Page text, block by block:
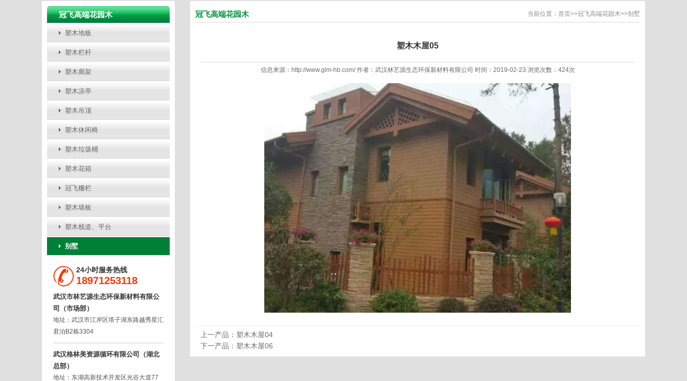
冠飞高端花园木
塑木地板
塑木栏杆
塑木廊架
塑木凉亭
塑木吊顶
塑木休闲椅
塑木垃圾桶
塑木花箱
冠飞栅栏
塑木墙板
塑木栈道、平台
别墅
24小时服务热线
18971253118
武汉市林艺源生态环保新材料有限公
司（市场部）
地址：武汉市江岸区塔子湖东路越秀星汇
君泊B2栋3304
武汉格林美资源循环有限公司（湖北
总部）
地址：东湖高新技术开发区光谷大道77
冠飞高端花园木 当前位置： 首页>>冠飞高端花园木>>别墅
塑木木屋05
信息来源：http://www.glm-hb.com/ 作者：武汉林艺源生态环保新材料有限公司 时间：2019-02-23 浏览次数：424次
上一产品： 塑木木屋04
下一产品： 塑木木屋06